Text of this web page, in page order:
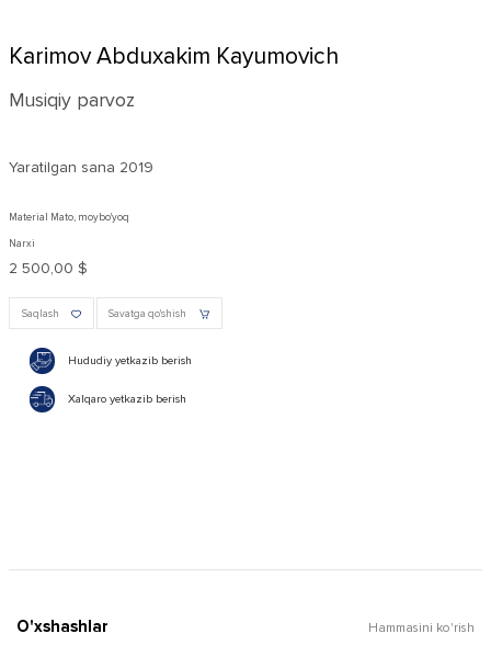
Karimov Abduxakim Kayumovich
Musiqiy parvoz
Yaratilgan sana 2019
Material Mato, moybo'yoq
Narxi
2 500,00 $
Saqlash Savatga qo'shish
Hududiy yetkazib berish
Xalqaro yetkazib berish
O'xshashlar Hammasini ko'rish